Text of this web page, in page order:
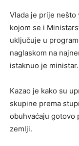
Vlada je prije nešto
kojom se i
uključuje u
naglaskom na
istaknuo je ministar.
Kazao je kako su
skupine prema
obuhvaćaju gotovo
zemlji.